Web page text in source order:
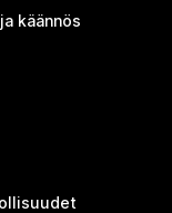
käännös